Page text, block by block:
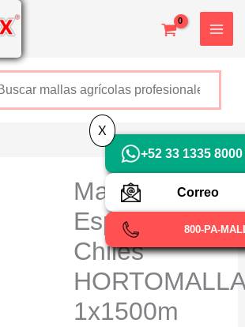
Malla
Espaldera
Chiles
1x1500m
+52 800 726 2552
+52 33 1335 8000
Correo
800-PA-
X